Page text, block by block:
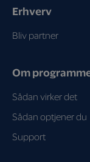
Erhverv
Bliv partner
Om
Sådan virker det
Sådan optjener du
Support